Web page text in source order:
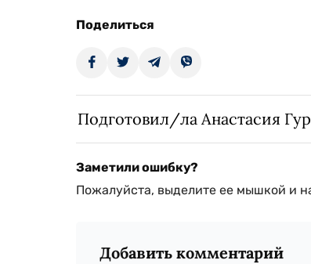
Поделиться
Подготовил/ла Анастасия
Заметили ошибку?
Пожалуйста, выделите ее мышкой и
Добавить комментарий